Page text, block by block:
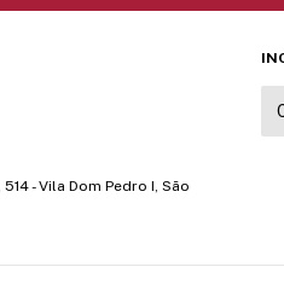
- Vila Dom Pedro I, São